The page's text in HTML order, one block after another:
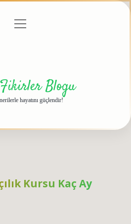
menüyü
Blogu
hayatını güçlendir!
Kursu Kaç Ay